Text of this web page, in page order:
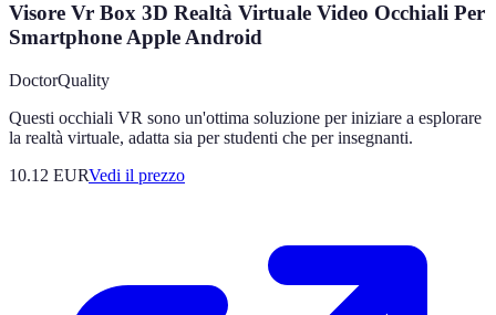
Visore Vr Box 3D Realtà Virtuale Video Occhiali Per
Smartphone Apple Android
DoctorQuality
Questi occhiali VR sono un'ottima soluzione per iniziare a esplorare
la realtà virtuale, adatta sia per studenti che per insegnanti.
10.12 EURVedi il prezzo